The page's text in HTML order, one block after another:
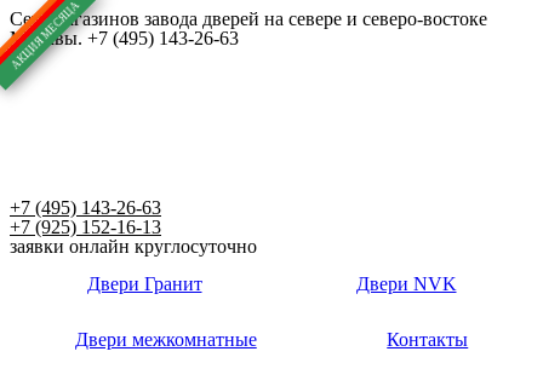
Перейти
к
содержимому
Сеть магазинов завода дверей на севере и северо-востоке
Москвы. +7 (495) 143-26-63
+7 (495) 143-26-63
+7 (925) 152-16-13
заявки онлайн круглосуточно
Двери Гранит
Двери NVK
Двери межкомнатные Контакты